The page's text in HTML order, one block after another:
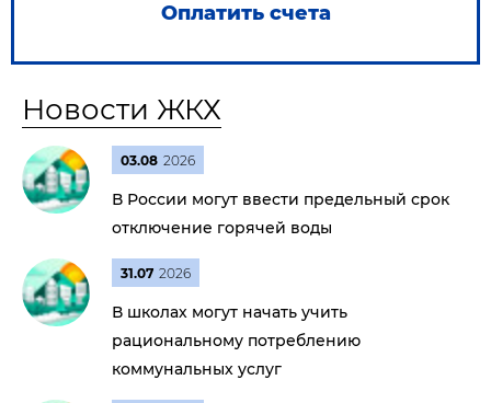
Оплатить счета
Новости ЖКХ
03.08 2026
В России могут ввести предельный срок
отключение горячей воды
31.07 2026
В школах могут начать учить
рациональному потреблению
коммунальных услуг